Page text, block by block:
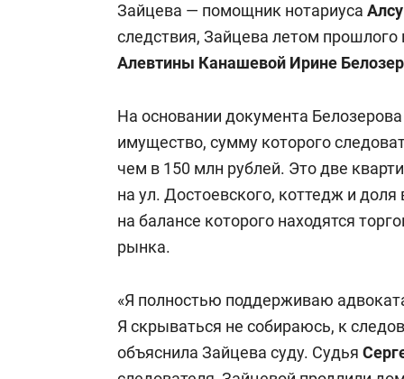
Зайцева — помощник нотариуса
следствия, Зайцева летом
Алевтины Канашевой Ирине
На основании документа
имущество, сумму которого
чем в 150 млн рублей. Это две
на ул. Достоевского, коттедж и
на балансе которого находятся
рынка.
«Я полностью поддерживаю
Я скрываться не собираюсь, к
объяснила Зайцева суду. Судья